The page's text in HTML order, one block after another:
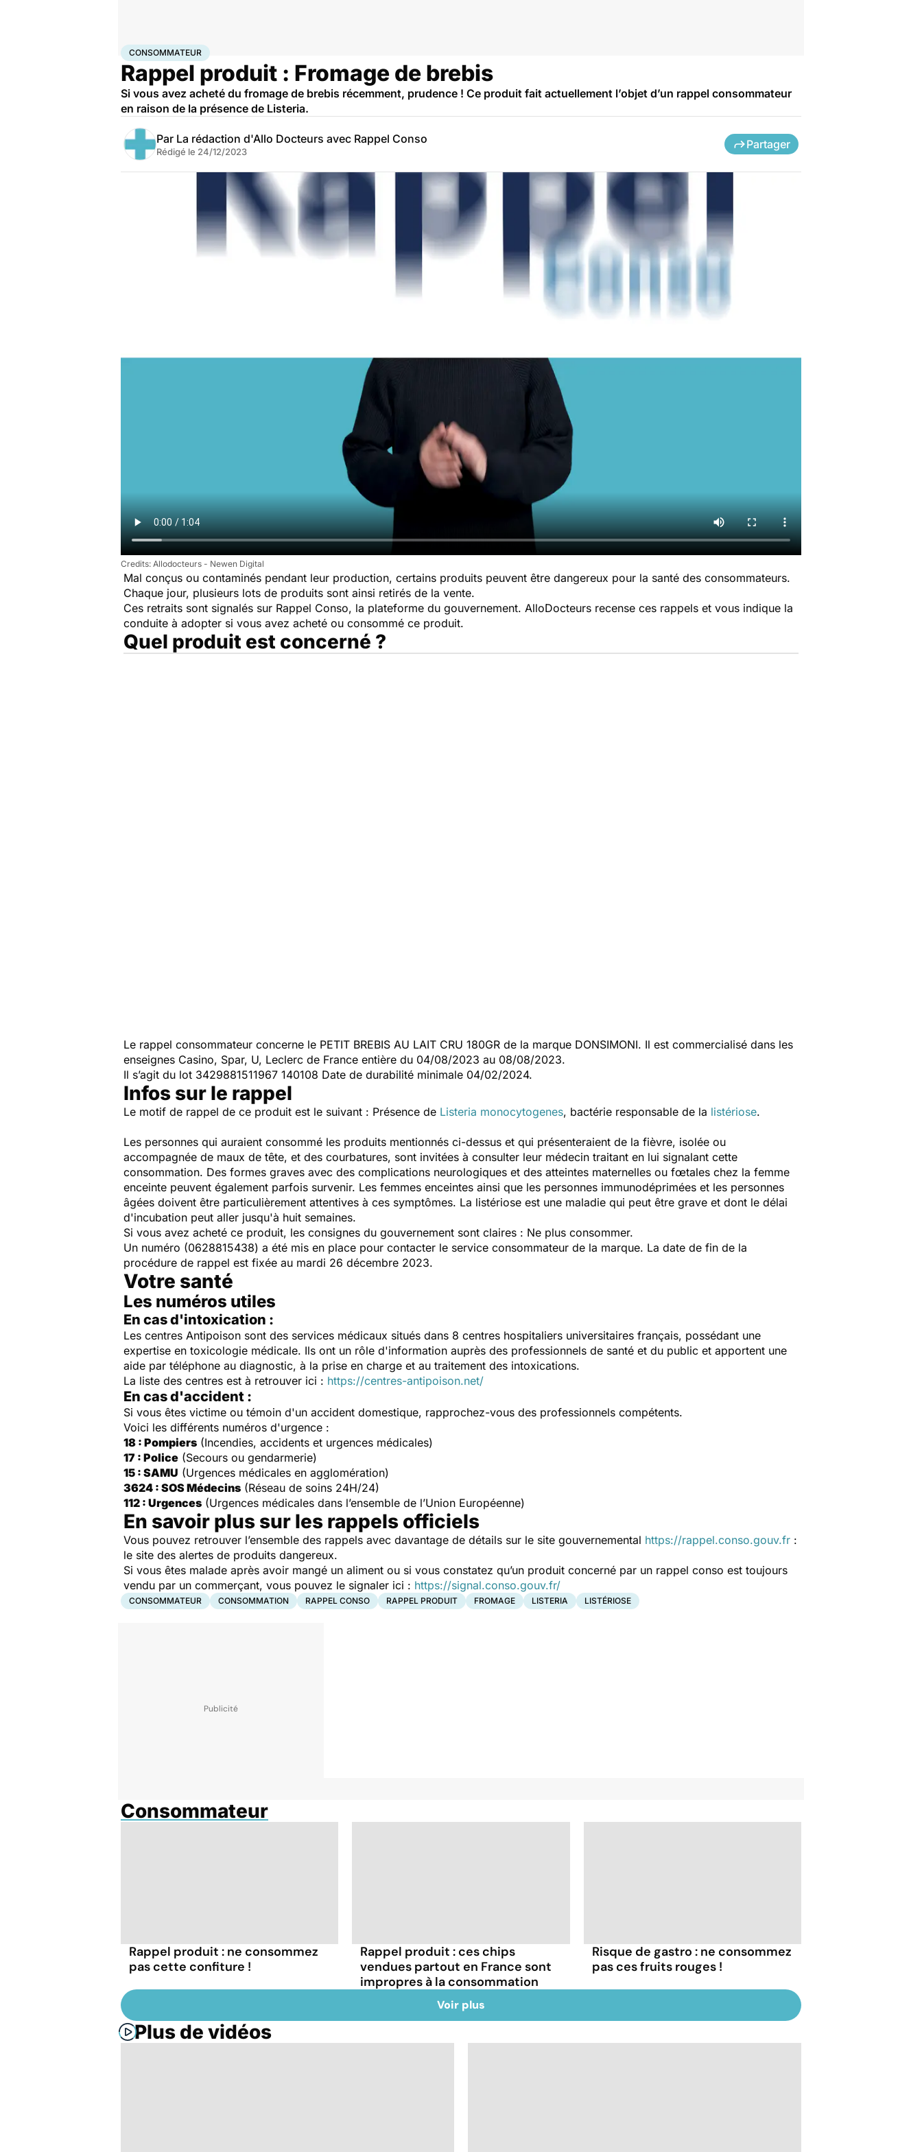
AccueilSantéConsommateur
CONSOMMATEUR
Rappel produit : Fromage de brebis
Si vous avez acheté du fromage de brebis récemment, prudence ! Ce produit fait actuellement l’objet d’un rappel consommateur
en raison de la présence de Listeria.
Par La rédaction d'Allo Docteurs avec Rappel Conso
Rédigé le 24/12/2023
Partager
Allodocteurs - Newen Digital
Mal conçus ou contaminés pendant leur production, certains produits peuvent être dangereux pour la santé des consommateurs.
Chaque jour, plusieurs lots de produits sont ainsi retirés de la vente.
Ces retraits sont signalés sur Rappel Conso, la plateforme du gouvernement. AlloDocteurs recense ces rappels et vous indique la
conduite à adopter si vous avez acheté ou consommé ce produit.
Quel produit est concerné ?
Le rappel consommateur concerne le PETIT BREBIS AU LAIT CRU 180GR de la marque DONSIMONI. Il est commercialisé dans les
enseignes Casino, Spar, U, Leclerc de France entière du 04/08/2023 au 08/08/2023.
Il s’agit du lot 3429881511967 140108 Date de durabilité minimale 04/02/2024.
Infos sur le rappel
Le motif de rappel de ce produit est le suivant : Présence de Listeria monocytogenes, bactérie responsable de la listériose.
Les personnes qui auraient consommé les produits mentionnés ci-dessus et qui présenteraient de la fièvre, isolée ou
accompagnée de maux de tête, et des courbatures, sont invitées à consulter leur médecin traitant en lui signalant cette
consommation. Des formes graves avec des complications neurologiques et des atteintes maternelles ou fœtales chez la femme
enceinte peuvent également parfois survenir. Les femmes enceintes ainsi que les personnes immunodéprimées et les personnes
âgées doivent être particulièrement attentives à ces symptômes. La listériose est une maladie qui peut être grave et dont le délai
d'incubation peut aller jusqu'à huit semaines.
Si vous avez acheté ce produit, les consignes du gouvernement sont claires : Ne plus consommer.
Un numéro (0628815438) a été mis en place pour contacter le service consommateur de la marque. La date de fin de la
procédure de rappel est fixée au mardi 26 décembre 2023.
Votre santé
Les numéros utiles
En cas d'intoxication :
Les centres Antipoison sont des services médicaux situés dans 8 centres hospitaliers universitaires français, possédant une
expertise en toxicologie médicale. Ils ont un rôle d'information auprès des professionnels de santé et du public et apportent une
aide par téléphone au diagnostic, à la prise en charge et au traitement des intoxications.
La liste des centres est à retrouver ici : https://centres-antipoison.net/
En cas d'accident :
Si vous êtes victime ou témoin d'un accident domestique, rapprochez-vous des professionnels compétents.
Voici les différents numéros d'urgence :
18 : Pompiers (Incendies, accidents et urgences médicales)
17 : Police (Secours ou gendarmerie)
15 : SAMU (Urgences médicales en agglomération)
3624 : SOS Médecins (Réseau de soins 24H/24)
112 : Urgences (Urgences médicales dans l’ensemble de l’Union Européenne)
En savoir plus sur les rappels officiels
Vous pouvez retrouver l’ensemble des rappels avec davantage de détails sur le site gouvernemental https://rappel.conso.gouv.fr :
le site des alertes de produits dangereux.
Si vous êtes malade après avoir mangé un aliment ou si vous constatez qu’un produit concerné par un rappel conso est toujours
vendu par un commerçant, vous pouvez le signaler ici : https://signal.conso.gouv.fr/
CONSOMMATEUR CONSOMMATION RAPPEL CONSO RAPPEL PRODUIT FROMAGE LISTERIA LISTÉRIOSE
Consommateur
Rappel produit : ne consommez
pas cette confiture !
Rappel produit : ces chips
vendues partout en France sont
impropres à la consommation
Risque de gastro : ne consommez
pas ces fruits rouges !
Voir plus
Plus de vidéos